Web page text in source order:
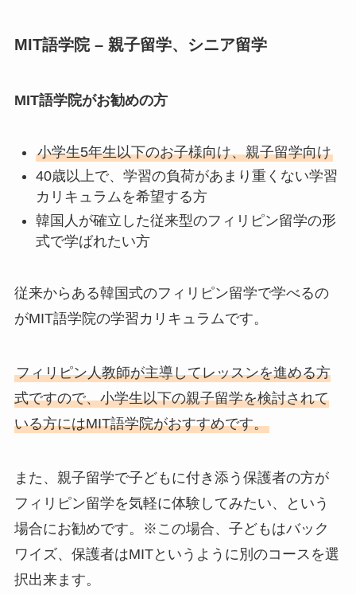
MIT語学院 – 親子留学、シニア留学
MIT語学院がお勧めの方
小学生5年生以下のお子様向け、親子留学向け
40歳以上で、学習の負荷があまり重くない学習
カリキュラムを希望する方
韓国人が確立した従来型のフィリピン留学の形
式で学ばれたい方
従来からある韓国式のフィリピン留学で学べるの
がMIT語学院の学習カリキュラムです。
フィリピン人教師が主導してレッスンを進める方
式ですので、小学生以下の親子留学を検討されて
いる方にはMIT語学院がおすすめです。
また、親子留学で子どもに付き添う保護者の方が
フィリピン留学を気軽に体験してみたい、という
場合にお勧めです。※この場合、子どもはバック
ワイズ、保護者はMITというように別のコースを選
択出来ます。